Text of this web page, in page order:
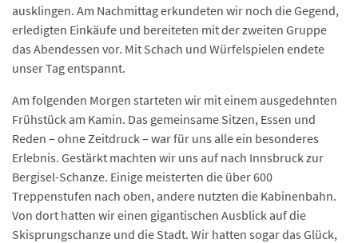
ausklingen. Am Nachmittag erkundeten wir noch die Gegend,
erledigten Einkäufe und bereiteten mit der zweiten Gruppe
das Abendessen vor. Mit Schach und Würfelspielen endete
unser Tag entspannt.
Am folgenden Morgen starteten wir mit einem ausgedehnten
Frühstück am Kamin. Das gemeinsame Sitzen, Essen und
Reden – ohne Zeitdruck – war für uns alle ein besonderes
Erlebnis. Gestärkt machten wir uns auf nach Innsbruck zur
Bergisel-Schanze. Einige meisterten die über 600
Treppenstufen nach oben, andere nutzten die Kabinenbahn.
Von dort hatten wir einen gigantischen Ausblick auf die
Skisprungschanze und die Stadt. Wir hatten sogar das Glück,